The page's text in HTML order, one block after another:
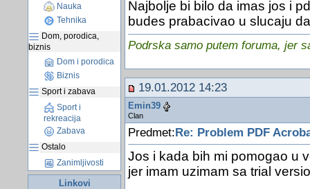
Nauka
Tehnika
Dom, porodica,
biznis
Dom i porodica
Biznis
Sport i zabava
Sport i
rekreacija
Zabava
Ostalo
Zanimljivosti
Linkovi
Najbolje bi bilo da imas jos i
budes prabacivao u slucaju
Podrska samo putem foruma, jer
19.01.2012 14:23
Emin39
Clan
Predmet:Re: Problem PDF
Jos i kada bih mi pomogao u
jer imam uzimam sa trial